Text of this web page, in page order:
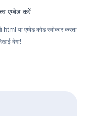
एम्बेड करें
या एम्बेड कोड स्वीकार करता
देगा!